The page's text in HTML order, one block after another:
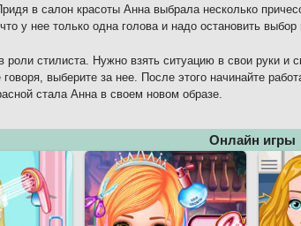
в салон красоты Анна выбрала несколько
у нее только одна голова и надо остановить выбор
роли стилиста. Нужно взять ситуацию в свои руки и
говоря, выберите за нее. После этого начинайте
стала Анна в своем новом образе.
Онлайн игры